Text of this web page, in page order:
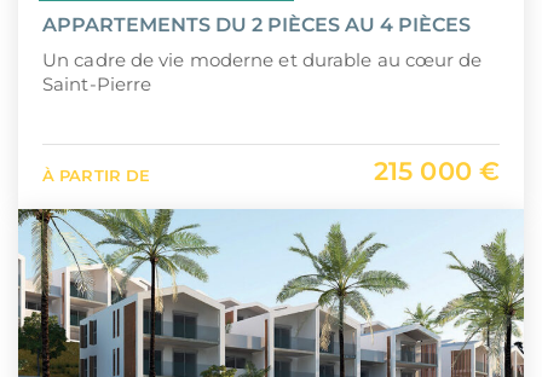
APPARTEMENTS DU 2 PIÈCES AU 4 PIÈCES
Un cadre de vie moderne et durable au cœur de
Saint-Pierre
À PARTIR DE 215 000 €